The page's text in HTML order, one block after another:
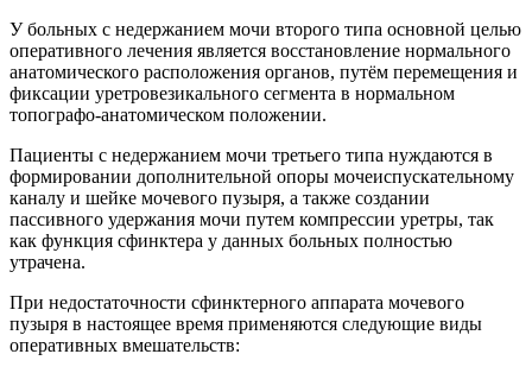
У больных с недержанием мочи второго типа основной целью
оперативного лечения является восстановление нормального
анатомического расположения органов, путём перемещения и
фиксации уретровезикального сегмента в нормальном
топографо-анатомическом положении.
Пациенты с недержанием мочи третьего типа нуждаются в
формировании дополнительной опоры мочеиспускательному
каналу и шейке мочевого пузыря, а также создании
пассивного удержания мочи путем компрессии уретры, так
как функция сфинктера у данных больных полностью
утрачена.
При недостаточности сфинктерного аппарата мочевого
пузыря в настоящее время применяются следующие виды
оперативных вмешательств: